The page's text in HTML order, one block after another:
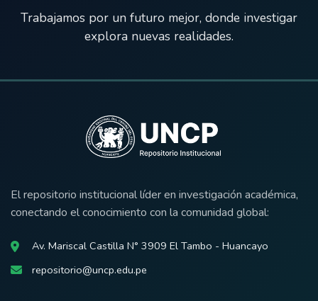
Trabajamos por un futuro mejor, donde investigar
explora nuevas realidades.
El repositorio institucional líder en investigación académica,
conectando el conocimiento con la comunidad global:
Av. Mariscal Castilla N° 3909 El Tambo - Huancayo
repositorio@uncp.edu.pe